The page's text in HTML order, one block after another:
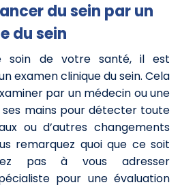
du sein par un
du sein
soin de votre santé, il est
examen clinique du sein. Cela
par un médecin ou une
ses mains pour détecter toute
ou d’autres changements
remarquez quoi que ce soit
pas à vous adresser
pour une évaluation